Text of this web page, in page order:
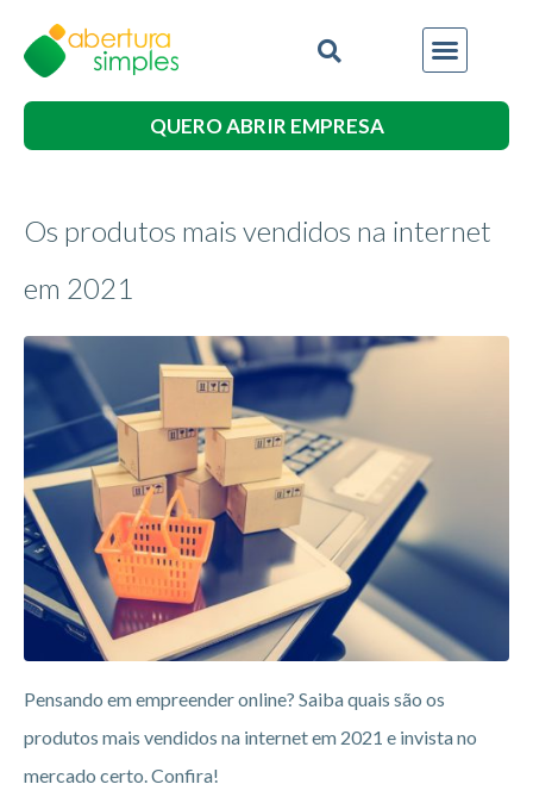
QUERO ABRIR EMPRESA
Os produtos mais vendidos na internet
em 2021
Pensando em empreender online? Saiba quais são os
produtos mais vendidos na internet em 2021 e invista no
mercado certo. Confira!